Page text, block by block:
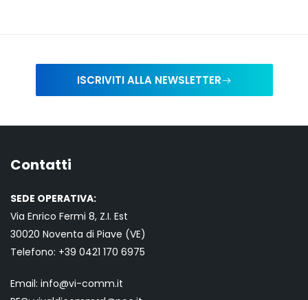
ISCRIVITI ALLA NEWSLETTER
Contatti
SEDE OPERATIVA:
Via Enrico Fermi 8, Z.I. Est
30020 Noventa di Piave (VE)
Telefono: +39 0421 170 6975
Email: info@vi-comm.it